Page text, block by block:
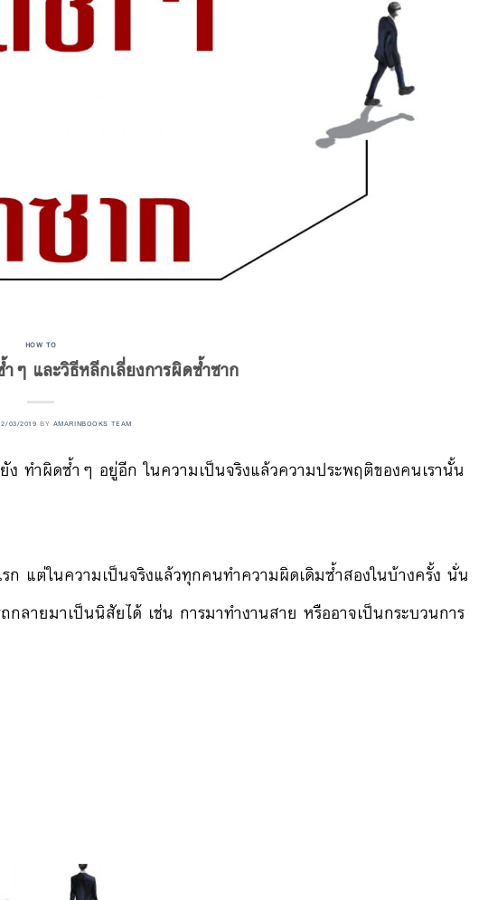
HOW TO
ๆ และวิธีหลีกเลี่ยงการผิดซ้ำซาก
03/2019 BY AMARINBOOKS TEAM
ทำผิดซ้ำๆ อยู่อีก ในความเป็นจริงแล้วความประพฤติของคนเรานั้น
แต่ในความเป็นจริงแล้วทุกคนทำความผิดเดิมซ้ำสองในบ้างครั้ง นั่น
ลายมาเป็นนิสัยได้ เช่น การมาทำงานสาย หรืออาจเป็นกระบวนการ